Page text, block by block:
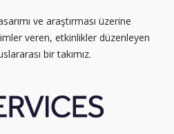
ve araştırması üzerine
veren, etkinlikler düzenleyen
bir takımız.